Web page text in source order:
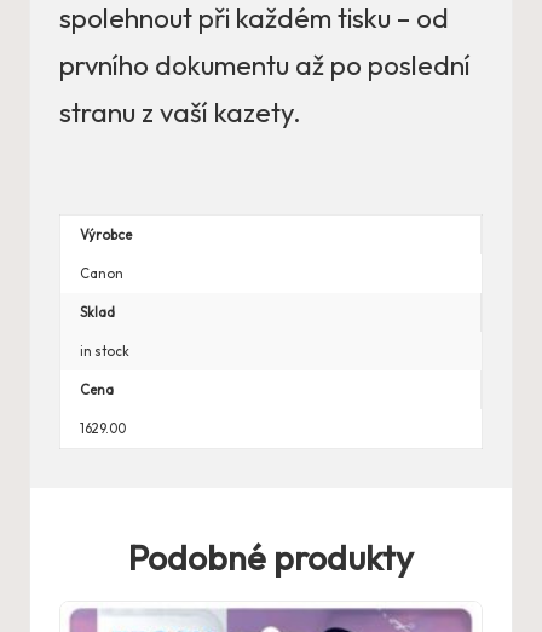
spolehnout při každém tisku – od
prvního dokumentu až po poslední
stranu z vaší kazety.
Výrobce
Canon
Sklad
in stock
Cena
1629.00
Podobné produkty